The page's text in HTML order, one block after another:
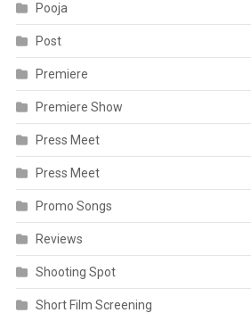
Pooja
Post
Premiere
Premiere Show
Press Meet
Press Meet
Promo Songs
Reviews
Shooting Spot
Short Film Screening